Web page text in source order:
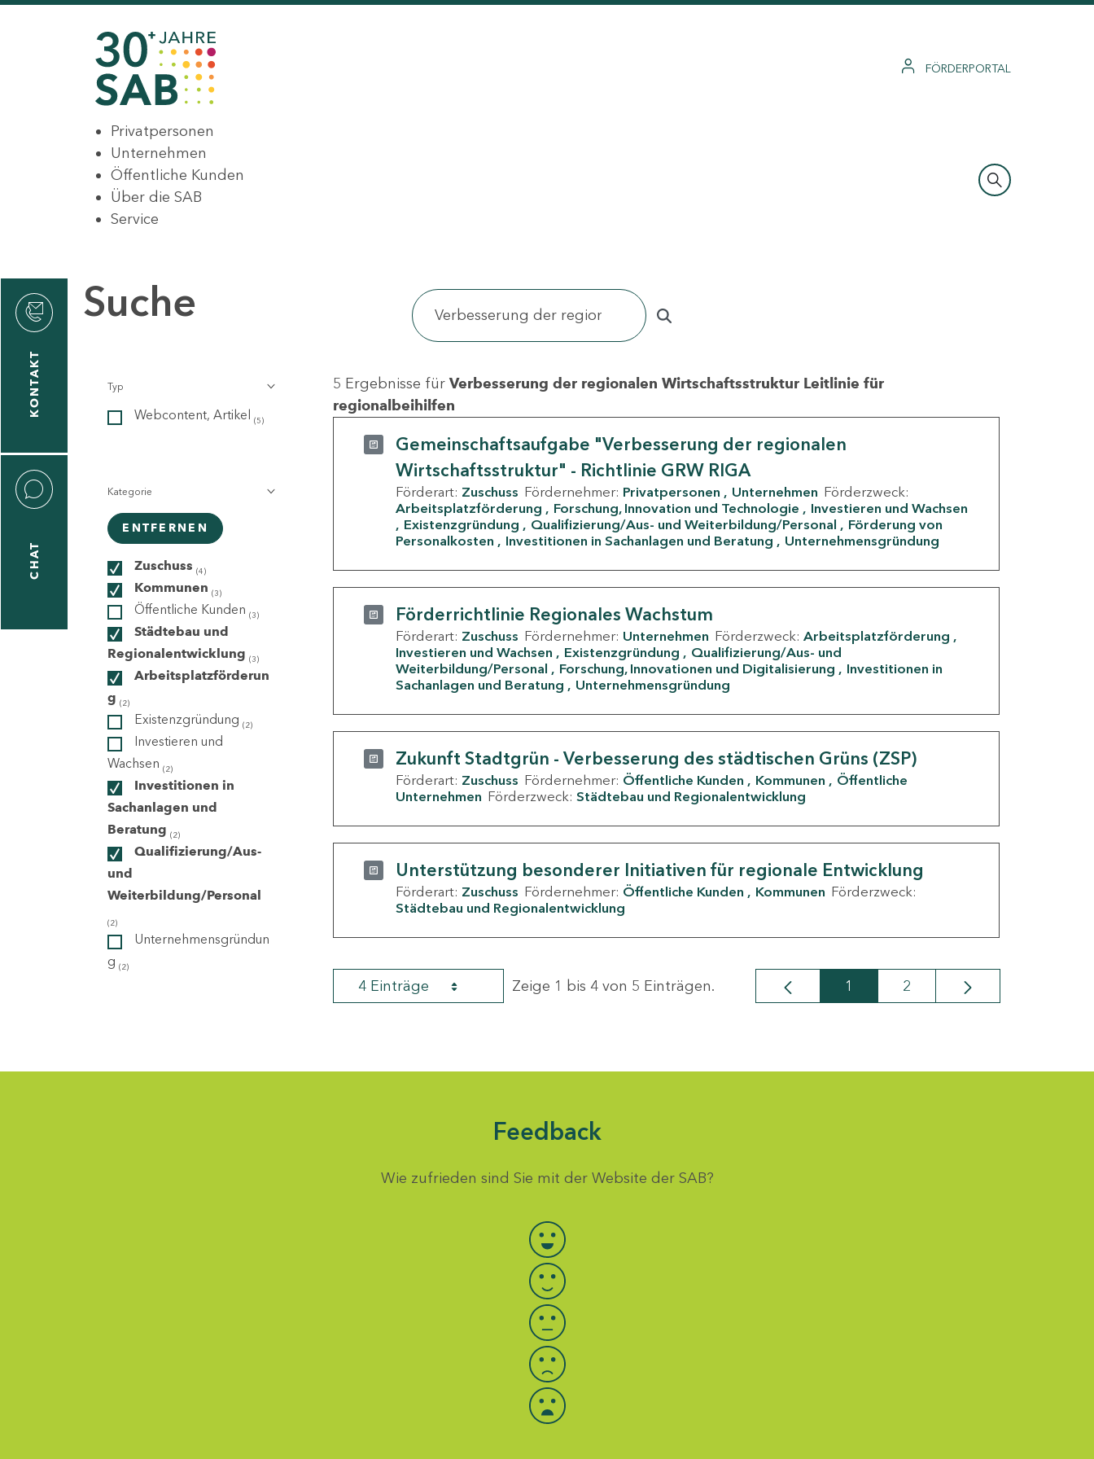
FÖRDERPORTAL
Privatpersonen
Unternehmen
Öffentliche Kunden
Über die SAB
Service
KONTAKT
CHAT
Suche
Typ
Webcontent, Artikel (5)
Kategorie
ENTFERNEN
Zuschuss (4)
Kommunen (3)
Öffentliche Kunden (3)
Städtebau und
Regionalentwicklung (3)
Arbeitsplatzförderun
g (2)
Existenzgründung (2)
Investieren und
Wachsen (2)
Investitionen in
Sachanlagen und
Beratung (2)
Qualifizierung/Aus-
und
Weiterbildung/Personal
(2)
Unternehmensgründun
g (2)
5 Ergebnisse für Verbesserung der regionalen Wirtschaftsstruktur Leitlinie für
regionalbeihilfen
Gemeinschaftsaufgabe "Verbesserung der regionalen
Wirtschaftsstruktur" - Richtlinie GRW RIGA
Förderart: Zuschuss Fördernehmer: Privatpersonen Unternehmen Förderzweck:
Arbeitsplatzförderung
Forschung, Innovation und Technologie
Investieren und Wachsen
Existenzgründung
Qualifizierung/Aus- und Weiterbildung/Personal
Förderung von
Personalkosten
Investitionen in Sachanlagen und Beratung Unternehmensgründung
Förderrichtlinie Regionales Wachstum
Förderart: Zuschuss Fördernehmer: Unternehmen Förderzweck: Arbeitsplatzförderung
Investieren und Wachsen
Existenzgründung
Qualifizierung/Aus- und
Weiterbildung/Personal
Forschung, Innovationen und Digitalisierung
Investitionen in
Sachanlagen und Beratung
Unternehmensgründung
Zukunft Stadtgrün - Verbesserung des städtischen Grüns (ZSP)
Förderart: Zuschuss Fördernehmer: Öffentliche Kunden Kommunen
Öffentliche
Unternehmen Förderzweck: Städtebau und Regionalentwicklung
Unterstützung besonderer Initiativen für regionale Entwicklung
Förderart: Zuschuss Fördernehmer: Öffentliche Kunden Kommunen Förderzweck:
Städtebau und Regionalentwicklung
4 Einträge Zeige 1 bis 4 von 5 Einträgen. Seite
1 Seite
2
Feedback
Wie zufrieden sind Sie mit der Website der SAB?
Bewertung auswählen